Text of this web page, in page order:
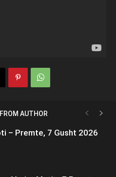
AUTHOR
– Premte, 7 Gusht 2026